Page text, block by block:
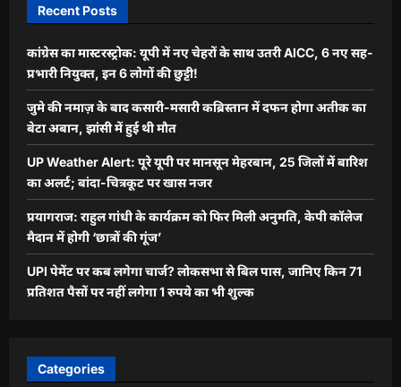
Recent Posts
कांग्रेस का मास्टरस्ट्रोक: यूपी में नए चेहरों के साथ उतरी AICC, 6 नए सह-
प्रभारी नियुक्त, इन 6 लोगों की छुट्टी!
जुमे की नमाज़ के बाद कसारी-मसारी कब्रिस्तान में दफन होगा अतीक का
बेटा अबान, झांसी में हुई थी मौत
UP Weather Alert: पूरे यूपी पर मानसून मेहरबान, 25 जिलों में बारिश
का अलर्ट; बांदा-चित्रकूट पर खास नजर
प्रयागराज: राहुल गांधी के कार्यक्रम को फिर मिली अनुमति, केपी कॉलेज
मैदान में होगी ‘छात्रों की गूंज’
UPI पेमेंट पर कब लगेगा चार्ज? लोकसभा से बिल पास, जानिए किन 71
प्रतिशत पैसों पर नहीं लगेगा 1 रुपये का भी शुल्क
Categories